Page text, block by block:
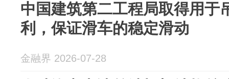
中国建筑第二工程局取得用于
利，保证滑车的稳定滑动
金融界 2026-07-28